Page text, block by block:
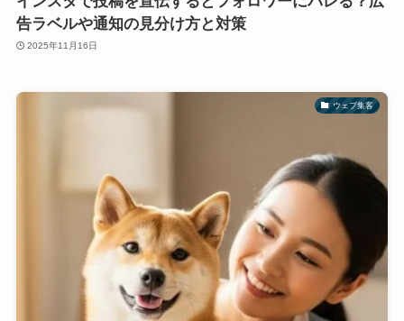
告ラベルや通知の見分け方と対策
2025年11月16日
ウェブ集客